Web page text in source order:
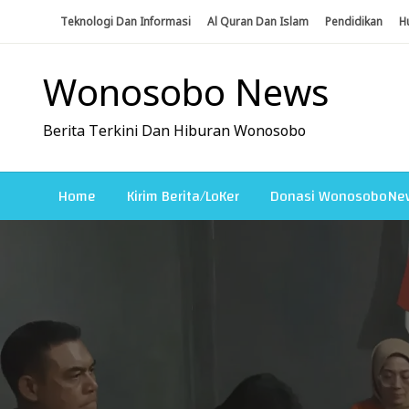
Teknologi Dan Informasi Al Quran Dan Islam Pendidikan
Wonosobo News
Berita Terkini Dan Hiburan Wonosobo
Home Kirim Berita/LoKer Donasi